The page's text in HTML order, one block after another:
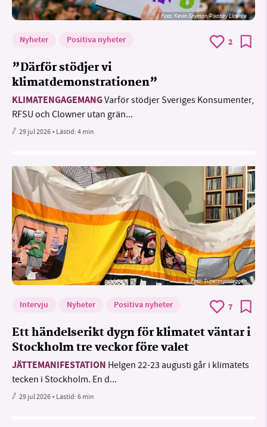
Foto:Kevin Snyman/Pixabay Licence
Nyheter Positiva nyheter 2
”Därför stödjer vi
klimatdemonstrationen”
KLIMATENGAGEMANGVarför stödjer Sveriges Konsumenter,
RFSU och Clowner utan grän...
29 jul 2026• Lästid:4 min
Foto: Supermijöbloggen
Intervju Nyheter Positiva nyheter 7
Ett händelserikt dygn för klimatet väntar i
Stockholm tre veckor före valet
JÄTTEMANIFESTATION Helgen 22-23 augusti går i klimatets
tecken i Stockholm. En d...
29 jul 2026• Lästid:6 min